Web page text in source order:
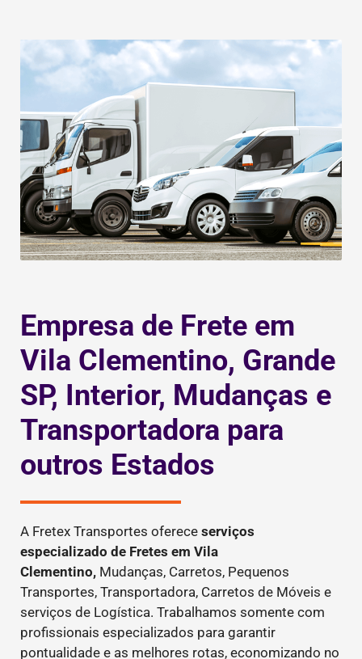
Empresa de Frete em
Vila Clementino, Grande
SP, Interior, Mudanças e
Transportadora para
outros Estados
A Fretex Transportes oferece serviços
especializado de Fretes em Vila
Clementino, Mudanças, Carretos, Pequenos
Transportes, Transportadora, Carretos de Móveis e
serviços de Logística. Trabalhamos somente com
profissionais especializados para garantir
pontualidade e as melhores rotas, economizando no